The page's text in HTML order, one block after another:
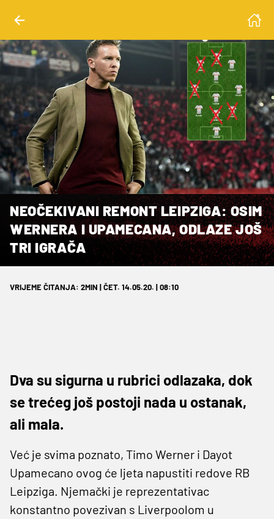
NEOČEKIVANI REMONT LEIPZIGA: OSIM
WERNERA I UPAMECANA, ODLAZE JOŠ
TRI IGRAČA
VRIJEME ČITANJA: 2MIN | ČET. 14.05.20. | 08:10
Dva su sigurna u rubrici odlazaka, dok
se trećeg još postoji nada u ostanak,
ali mala.
Već je svima poznato, Timo Werner i Dayot
Upamecano ovog će ljeta napustiti redove RB
Leipziga. Njemački je reprezentativac
konstantno povezivan s Liverpoolom u